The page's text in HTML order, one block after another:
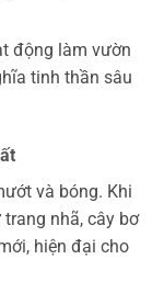
động làm vườn
tinh thần sâu
và bóng. Khi
nhã, cây bơ
hiện đại cho